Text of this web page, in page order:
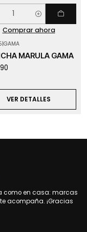
Comprar ahora
|GAMA
MARULA GAMA
VER DETALLES
como en casa: marcas
acompaña. ¡Gracias